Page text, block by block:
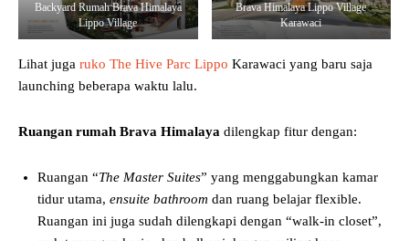
Backyard Rumah Brava Himalaya
Lippo Village
Brava Himalaya Lippo Village
Karawaci
Lihat juga ruko The Hive Parc Lippo Karawaci yang baru saja
launching beberapa waktu lalu.
Ruangan rumah Brava Himalaya dilengkap fitur dengan:
Ruangan “The Master Suites” yang menggabungkan kamar
tidur utama, ensuite bathroom dan ruang belajar flexible.
Ruangan ini juga sudah dilengkapi dengan “walk-in closet”,